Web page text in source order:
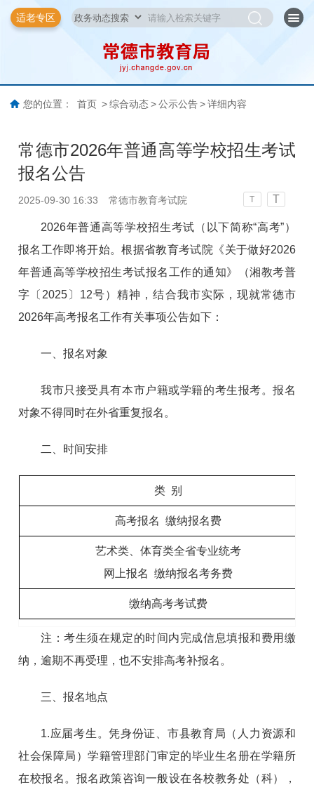
适老专区
您的位置： 首页 > 综合动态 > 公示公告 > 详细内容
常德市2026年普通高等学校招生考试
报名公告
2025-09-30 16:33 常德市教育考试院 T T
2026年普通高等学校招生考试（以下简称“高考”）
报名工作即将开始。根据省教育考试院《关于做好2026
年普通高等学校招生考试报名工作的通知》（湘教考普
字〔2025〕12号）精神，结合我市实际，现就常德市
2026年高考报名工作有关事项公告如下：
一、报名对象
我市只接受具有本市户籍或学籍的考生报考。报名
对象不得同时在外省重复报名。
二、时间安排
类 别
高考报名 缴纳报名费
艺术类、体育类全省专业统考
网上报名 缴纳报名考务费
缴纳高考考试费
注：考生须在规定的时间内完成信息填报和费用缴
纳，逾期不再受理，也不安排高考补报名。
三、报名地点
1.应届考生。凭身份证、市县教育局（人力资源和
社会保障局）学籍管理部门审定的毕业生名册在学籍所
在校报名。报名政策咨询一般设在各校教务处（科），